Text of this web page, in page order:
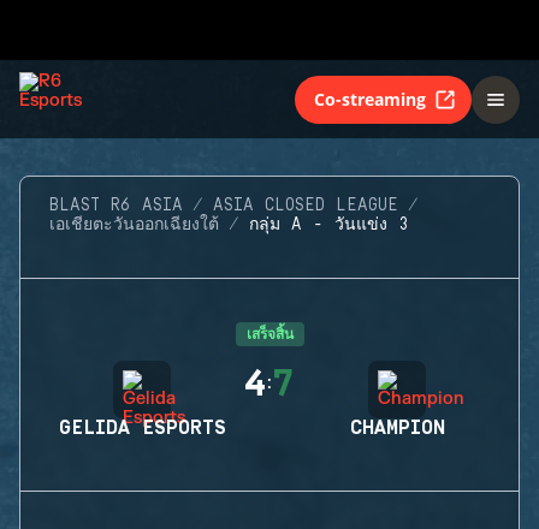
Co-streaming
BLAST R6 ASIA
ASIA CLOSED LEAGUE
เอเชียตะวันออกเฉียงใต้
กลุ่ม A - วันแข่ง 3
เสร็จสิ้น
GELIDA ESPORTS
4:7
CHAMPION